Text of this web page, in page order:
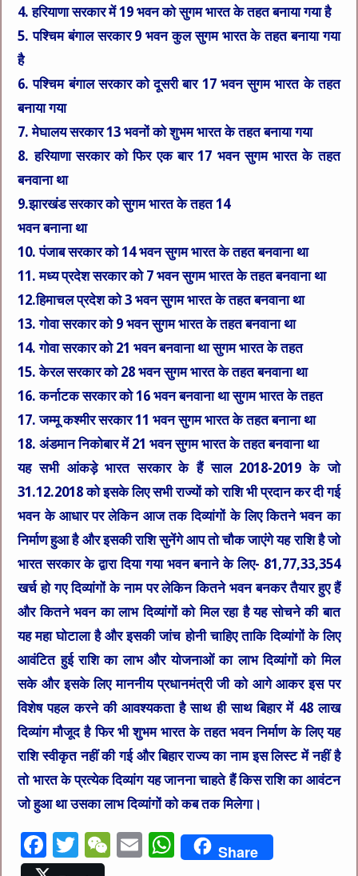
4. हरियाणा सरकार में 19 भवन को सुगम भारत के तहत बनाया गया है
5. पश्चिम बंगाल सरकार 9 भवन कुल सुगम भारत के तहत बनाया गया
है
6. पश्चिम बंगाल सरकार को दूसरी बार 17 भवन सुगम भारत के तहत
बनाया गया
7. मेघालय सरकार 13 भवनों को शुभम भारत के तहत बनाया गया
8. हरियाणा सरकार को फिर एक बार 17 भवन सुगम भारत के तहत
बनवाना था
9.झारखंड सरकार को सुगम भारत के तहत 14
भवन बनाना था
10. पंजाब सरकार को 14 भवन सुगम भारत के तहत बनवाना था
11. मध्य प्रदेश सरकार को 7 भवन सुगम भारत के तहत बनवाना था
12.हिमाचल प्रदेश को 3 भवन सुगम भारत के तहत बनवाना था
13. गोवा सरकार को 9 भवन सुगम भारत के तहत बनवाना था
14. गोवा सरकार को 21 भवन बनवाना था सुगम भारत के तहत
15. केरल सरकार को 28 भवन सुगम भारत के तहत बनवाना था
16. कर्नाटक सरकार को 16 भवन बनवाना था सुगम भारत के तहत
17. जम्मू कश्मीर सरकार 11 भवन सुगम भारत के तहत बनाना था
18. अंडमान निकोबार में 21 भवन सुगम भारत के तहत बनवाना था
यह सभी आंकड़े भारत सरकार के हैं साल 2018-2019 के जो
31.12.2018 को इसके लिए सभी राज्यों को राशि भी प्रदान कर दी गई
भवन के आधार पर लेकिन आज तक दिव्यांगों के लिए कितने भवन का
निर्माण हुआ है और इसकी राशि सुनेंगे आप तो चौक जाएंगे यह राशि है जो
भारत सरकार के द्वारा दिया गया भवन बनाने के लिए- 81,77,33,354
खर्च हो गए दिव्यांगों के नाम पर लेकिन कितने भवन बनकर तैयार हुए हैं
और कितने भवन का लाभ दिव्यांगों को मिल रहा है यह सोचने की बात
यह महा घोटाला है और इसकी जांच होनी चाहिए ताकि दिव्यांगों के लिए
आवंटित हुई राशि का लाभ और योजनाओं का लाभ दिव्यांगों को मिल
सके और इसके लिए माननीय प्रधानमंत्री जी को आगे आकर इस पर
विशेष पहल करने की आवश्यकता है साथ ही साथ बिहार में 48 लाख
दिव्यांग मौजूद है फिर भी शुभम भारत के तहत भवन निर्माण के लिए यह
राशि स्वीकृत नहीं की गई और बिहार राज्य का नाम इस लिस्ट में नहीं है
तो भारत के प्रत्येक दिव्यांग यह जानना चाहते हैं किस राशि का आवंटन
जो हुआ था उसका लाभ दिव्यांगों को कब तक मिलेगा।
F
T
W E
W
Share